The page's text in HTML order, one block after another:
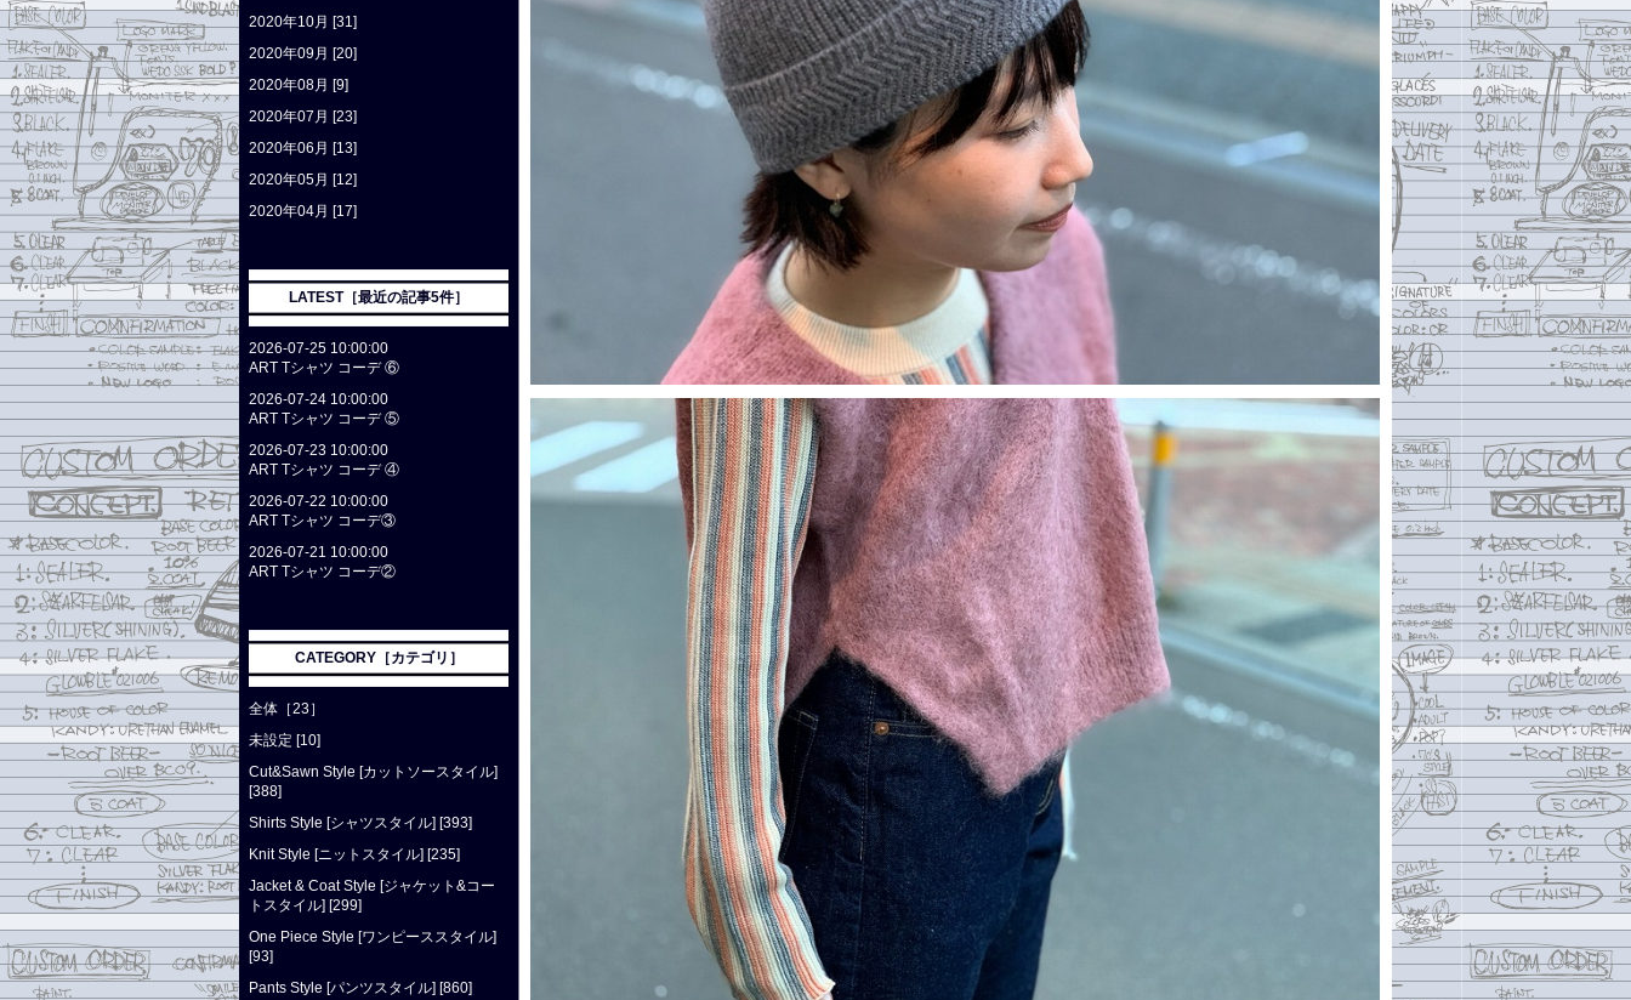
2020年10月 [31]
2020年09月 [20]
2020年08月 [9]
2020年07月 [23]
2020年06月 [13]
2020年05月 [12]
2020年04月 [17]
LATEST［最近の記事5件］
2026-07-25 10:00:00
ART Tシャツ コーデ ⑥
2026-07-24 10:00:00
ART Tシャツ コーデ ⑤
2026-07-23 10:00:00
ART Tシャツ コーデ ④
2026-07-22 10:00:00
ART Tシャツ コーデ③
2026-07-21 10:00:00
ART Tシャツ コーデ②
CATEGORY［カテゴリ］
全体［23］
未設定 [10]
Cut&Sawn Style [カットソースタイル]
[388]
Shirts Style [シャツスタイル] [393]
Knit Style [ニットスタイル] [235]
Jacket & Coat Style [ジャケット&コー
トスタイル] [299]
One Piece Style [ワンピーススタイル]
[93]
Pants Style [パンツスタイル] [860]